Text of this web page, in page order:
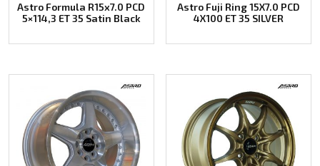
Astro Formula R15x7.0 PCD
5×114,3 ET 35 Satin Black
Astro Fuji Ring 15X7.0 PCD
4X100 ET 35 SILVER